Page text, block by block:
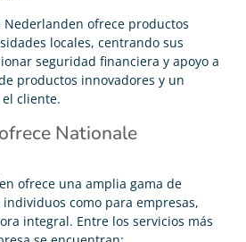
Nederlanden ofrece productos
locales, centrando sus
seguridad financiera y apoyo a
productos innovadores y un
cliente.
Nationale
ofrece una amplia gama de
como para empresas,
integral. Entre los servicios más